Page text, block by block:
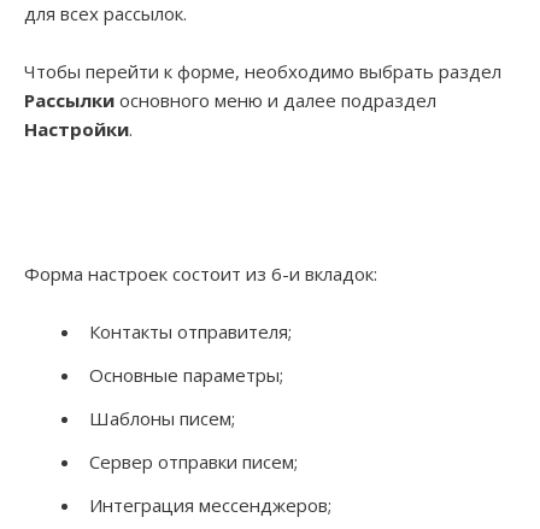
для всех рассылок.
Чтобы перейти к форме, необходимо выбрать раздел
Рассылки основного меню и далее подраздел
Настройки.
Форма настроек состоит из 6-и вкладок:
Контакты отправителя;
Основные параметры;
Шаблоны писем;
Сервер отправки писем;
Интеграция мессенджеров;